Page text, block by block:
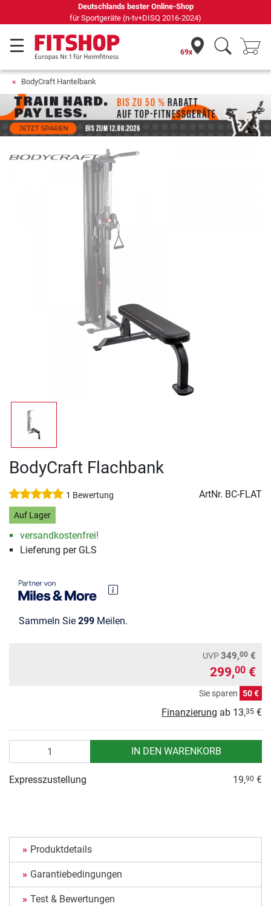
69 Fachmärkte vor Ort mit 75 eigenen
69x
BodyCraft Hantelbank
BodyCraft Flachbank
1 Bewertung ArtNr. BC-FLAT
Auf Lager
versandkostenfrei!
Lieferung per GLS
Sammeln Sie 299 Meilen.
UVP349,00 €
299,00 €
Sie sparen 50 €
Finanzierung ab 13,35 €
IN DEN WARENKORB
Expresszustellung 19,90 €
Produktdetails
Garantiebedingungen
Test & Bewertungen